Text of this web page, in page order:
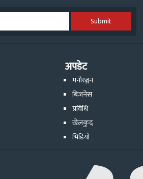
Submit
अपडेट
मनोरञ्जन
बिजनेस
प्रविधि
खेलकुद
भिडियो